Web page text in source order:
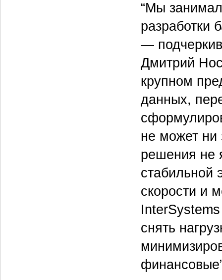
“Мы
разработки
—
Дмитрий
крупном
данных,
не может ни
решения не
стабильной
скорости и
снять